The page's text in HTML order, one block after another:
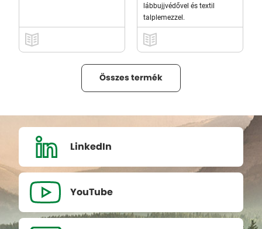
lábbujjvédővel és textil
talplemezzel.
Összes termék
LinkedIn
YouTube